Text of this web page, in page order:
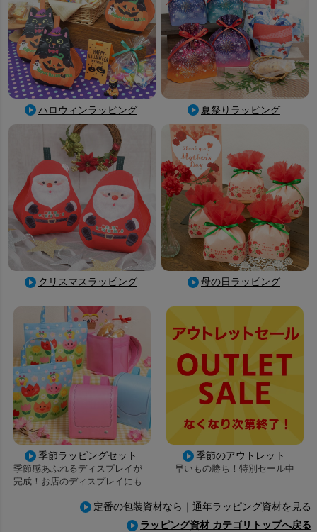
ハロウィンラッピング 夏祭りラッピング
クリスマスラッピング 母の日ラッピング
季節ラッピングセット
季節感あふれるディスプレイが
完成！お店のディスプレイにも
季節のアウトレット
早いもの勝ち！特別セール中
定番の包装資材なら｜通年ラッピング資材を見る
ラッピング資材 カテゴリトップへ戻る